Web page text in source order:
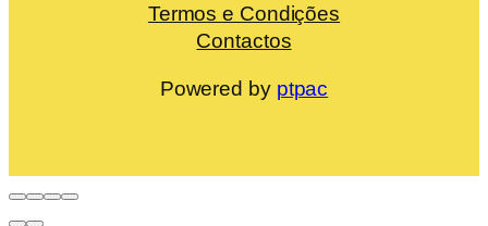
Termos e Condições
Contactos
Powered by ptpac